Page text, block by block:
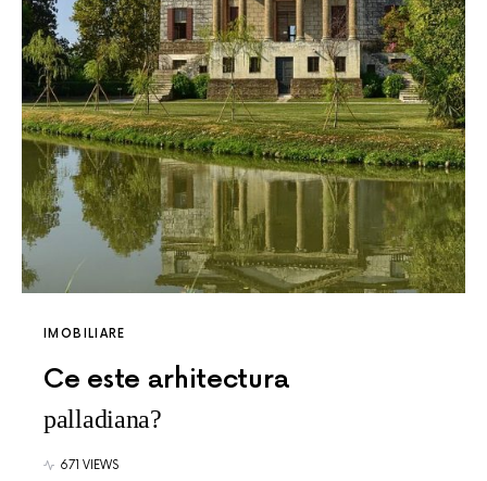
IMOBILIARE
Ce este arhitectura
palladiana?
671 VIEWS